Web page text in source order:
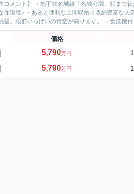
コメント】 ・地下鉄名城線「名城公園」駅まで
住環境♪ ・あると便利な土間収納☆収納豊富な人
価格
5,790万円
5,790万円